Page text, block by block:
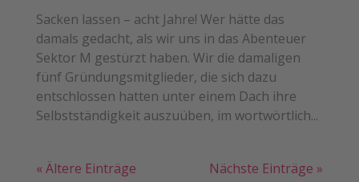
Sacken lassen – acht Jahre! Wer hätte das
damals gedacht, als wir uns in das Abenteuer
Sektor M gestürzt haben. Wir die damaligen
fünf Gründungsmitglieder, die sich dazu
entschlossen hatten unter einem Dach ihre
Selbstständigkeit auszuüben, im wortwörtlich...
« Ältere Einträge
Nächste Einträge »